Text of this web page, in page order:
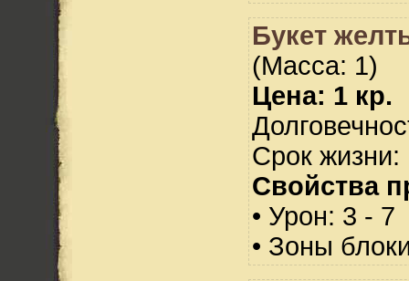
Букет
(Масса: 1)
Цена: 1 кр.
Срок жизни:
Свойства
• Урон: 3 - 7
• Зоны